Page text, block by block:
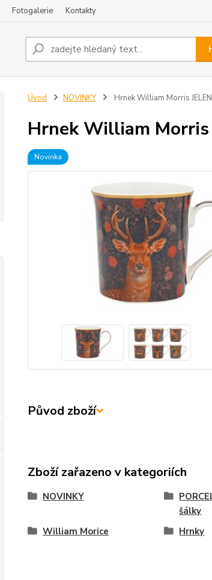
Fotogalerie Kontakty
Úvod NOVINKY Hrnek William Morris
Hrnek William Morris
Novinka
Původ zboží
Zboží zařazeno v kategoriích
NOVINKY
šálky
William Morice Hrnky